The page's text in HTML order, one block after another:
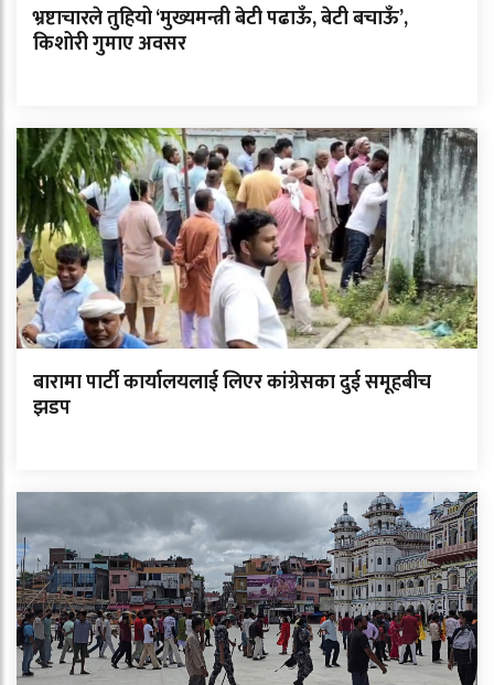
भ्रष्टाचारले तुहियो ‘मुख्यमन्त्री बेटी पढाऊँ, बेटी बचाऊँ’,
किशोरी गुमाए अवसर
बारामा पार्टी कार्यालयलाई लिएर कांग्रेसका दुई समूहबीच
झडप